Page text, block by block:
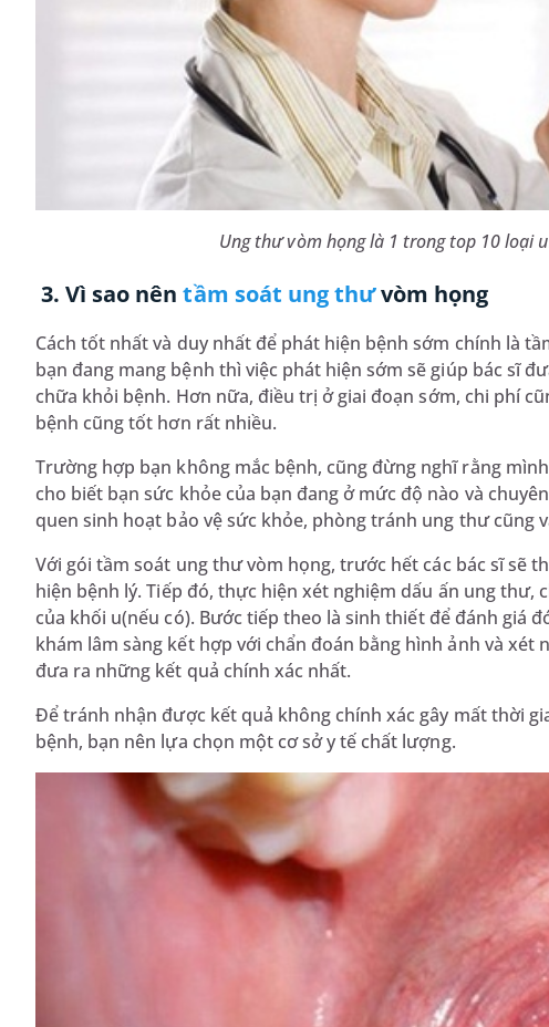
Ung thư vòm họng là 1 trong top 10 loại
3. Vì sao nêntầm soát ung thưvòm họng
Cách tốt nhất và duy nhất để phát hiện bệnh sớm chính là
bạn đang mang bệnh thì việc phát hiện sớm sẽ giúp bác sĩ
chữa khỏi bệnh. Hơn nữa, điều trị ở giai đoạn sớm, chi phí
bệnh cũng tốt hơn rất nhiều.
Trường hợp bạn không mắc bệnh, cũng đừng nghĩ rằng
cho biết bạn sức khỏe của bạn đang ở mức độ nào và
quen sinh hoạt bảo vệ sức khỏe, phòng tránh ung thư cũng
Với gói tầm soát ung thư vòm họng, trước hết các bác sĩ sẽ
hiện bệnh lý. Tiếp đó, thực hiện xét nghiệm dấu ấn ung thư,
của khối u(nếu có). Bước tiếp theo là sinh thiết để đánh giá
khám lâm sàng kết hợp với chẩn đoán bằng hình ảnh và xét
đưa ra những kết quả chính xác nhất.
Để tránh nhận được kết quả không chính xác gây mất thời
bệnh, bạn nên lựa chọn một cơ sở y tế chất lượng.